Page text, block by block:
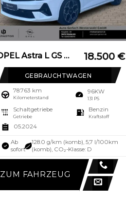
OPEL Astra L GS HUD Navi Digitales Cockpit Soundsyste 18.500 €
GEBRAUCHTWAGEN
78.763 km
Kilometerstand
96KW
131 PS
Schaltgetriebe
Getriebe
Benzin
Kraftstoff
05.2024
Ab
sofort
128.0 g/km (komb), 5,7 l/100km
(komb), CO₂-Klasse: D
ZUM FAHRZEUG